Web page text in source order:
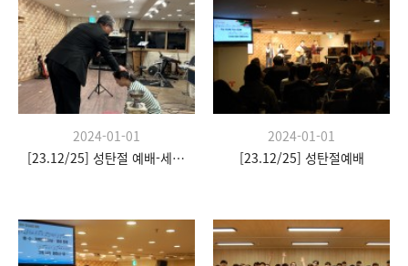
2024-01-01
[23.12/25] 성탄절 예배-세례식
2024-01-01
[23.12/25] 성탄절예배